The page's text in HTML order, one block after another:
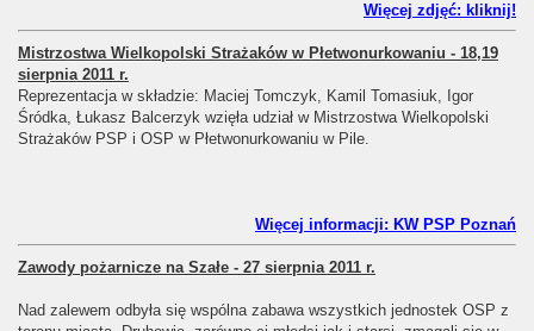
Więcej zdjęć: kliknij!
Mistrzostwa Wielkopolski Strażaków w Płetwonurkowaniu - 18,19
sierpnia 2011 r.
Reprezentacja w składzie: Maciej Tomczyk, Kamil Tomasiuk, Igor
Śródka, Łukasz Balcerzyk wzięła udział w Mistrzostwa Wielkopolski
Strażaków PSP i OSP w Płetwonurkowaniu w Pile.
Więcej informacji: KW PSP Poznań
Zawody pożarnicze na Szałe - 27 sierpnia 2011 r.
Nad zalewem odbyła się wspólna zabawa wszystkich jednostek OSP z